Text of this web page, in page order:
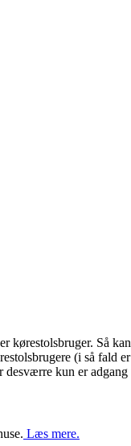
kørestolsbruger. Så
(i så fald
kun er adgang
Læs mere.